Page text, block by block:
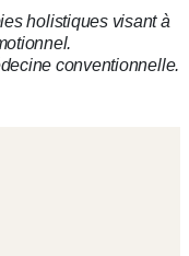
holistiques visant à
conventionnelle.